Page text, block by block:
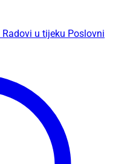
Radovi u tijeku Poslovni